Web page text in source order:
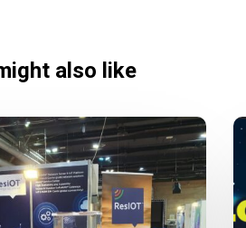
also like
IOTHINGS
World
2022,
siamo